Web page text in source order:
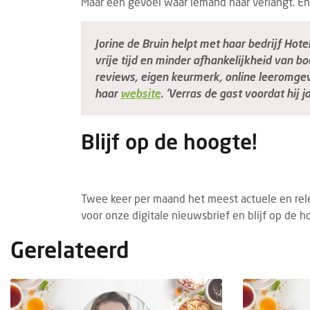
Jorine de Bruin helpt met haar bedrijf
vrije tijd en minder afhankelijkheid van
reviews, eigen keurmerk, online
haar website. ‘Verras de gast voordat hij
Blijf op de hoogte!
Twee keer per maand het meest actuele en
voor onze digitale nieuwsbrief en blijf op de
Gerelateerd
BRANDED CONTENT TECHNOLOGIE
B&B's
Steeds meer bed & breakfasts kiezen voor
een eigen webapp om gasten vóór, tijdens